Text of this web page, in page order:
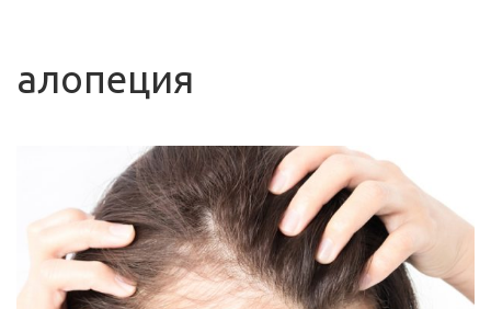
алопеция